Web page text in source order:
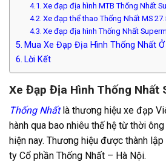
Xe đạp địa hình MTB Thống Nhất
Xe đạp thể thao Thống Nhất MS
Xe đạp địa hình Thống Nhất
Mua Xe Đạp Địa Hình Thống Nhất
Lời Kết
Xe Đạp Địa Hình Thống Nhất
Thống Nhấtlà thương hiệu xe đạp
hành qua bao nhiêu thế hệ từ thời
hiện nay. Thương hiệu được thành
ty Cổ phần Thống Nhất – Hà Nội.